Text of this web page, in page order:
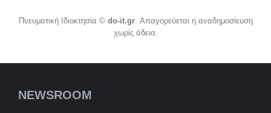
Πνευματική Ιδιοκτησία © do-it.gr. Απαγορεύεται η αναδημοσίευση
χωρίς άδεια.
NEWSROOM